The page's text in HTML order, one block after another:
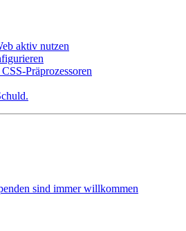
aktiv nutzen
Präprozessoren